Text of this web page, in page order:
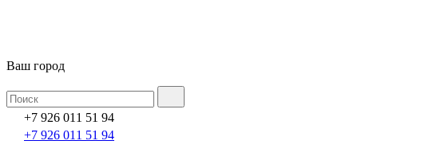
Ваш город
+7 926 011 51 94
+7 926 011 51 94